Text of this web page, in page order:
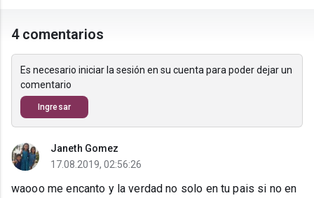
4 comentarios
Es necesario iniciar la sesión en su cuenta para poder dejar un
comentario
Ingresar
Janeth Gomez
17.08.2019, 02:56:26
waooo me encanto y la verdad no solo en tu pais si no en